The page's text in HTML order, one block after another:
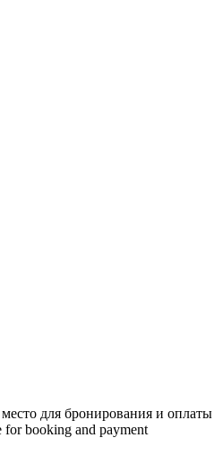
для бронирования и оплаты
for booking and payment